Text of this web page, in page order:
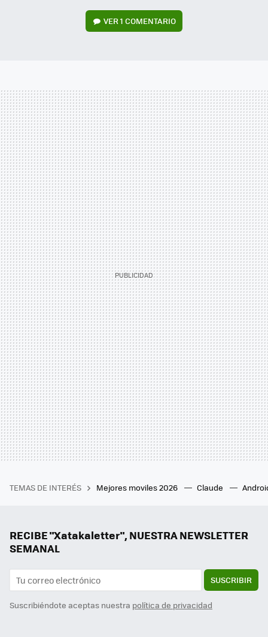
VER1 COMENTARIO
TEMAS DE INTERÉS Mejores moviles 2026 Claude
RECIBE "Xatakaletter", NUESTRA NEWSLETTER
SEMANAL
SUSCRIBIR
Suscribiéndote aceptas nuestra política de privacidad